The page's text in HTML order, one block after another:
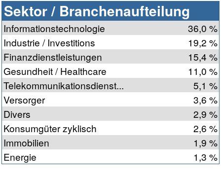
Sektor / Branchenaufteilung
Informationstechnologie
36,0 %
Industrie / Investitions
19,2 %
Finanzdienstleistungen
15,4 %
Gesundheit / Healthcare
11,0 %
Telekommunikationsdienst...
5,1 %
Versorger
3,6 %
Divers
2,9 %
Konsumgüter zyklisch
2,6 %
Immobilien
1,9 %
Energie
1,3 %